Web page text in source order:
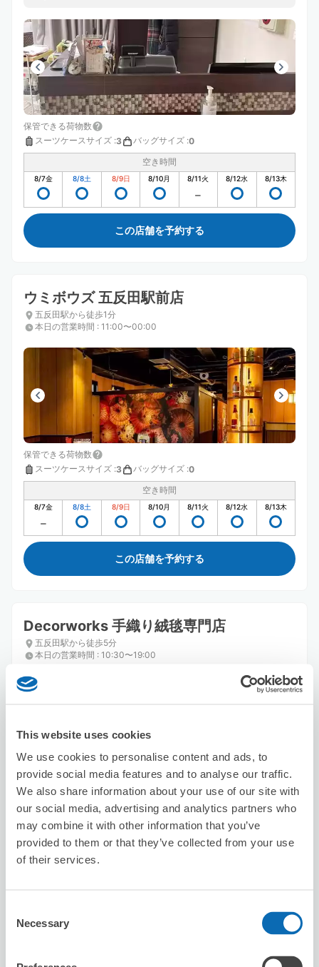
This website uses cookies
We use cookies to personalise content and ads, to
provide social media features and to analyse our traffic.
We also share information about your use of our site with
our social media, advertising and analytics partners who
may combine it with other information that you’ve
provided to them or that they’ve collected from your use
of their services.
Selection
Necessary
保管できる荷物数
スーツケースサイズ :3 バッグサイズ :0
空き時間
8/7金 8/8土 8/9日 8/10月 8/11火 8/12水 8/13木
この店舗を予約する
ウミボウズ 五反田駅前店
五反田駅から徒歩1分
本日の営業時間 : 11:00〜00:00
保管できる荷物数
スーツケースサイズ :3 バッグサイズ :0
空き時間
8/7金 8/8土 8/9日 8/10月 8/11火 8/12水 8/13木
この店舗を予約する
Decorworks 手織り絨毯専門店
五反田駅から徒歩5分
本日の営業時間 : 10:30〜19:00
スーツケースサイズ :3 バッグサイズ :0